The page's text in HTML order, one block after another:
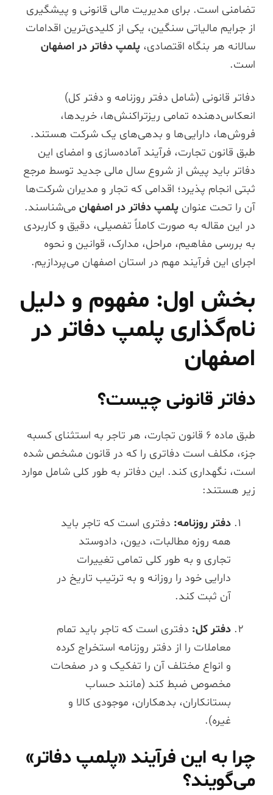
تضامنی است. برای مدیریت مالی قانونی و پیشگیری
از جرایم مالیاتی سنگین، یکی از کلیدی‌ترین اقدامات
سالانه هر بنگاه اقتصادی، پلمپ دفاتر در اصفهان
است.
دفاتر قانونی (شامل دفتر روزنامه و دفتر کل)
انعکاس‌دهنده تمامی ریزتراکنش‌ها، خریدها،
فروش‌ها، دارایی‌ها و بدهی‌های یک شرکت هستند.
طبق قانون تجارت، فرآیند آماده‌سازی و امضای این
دفاتر باید پیش از شروع سال مالی جدید توسط مرجع
ثبتی انجام پذیرد؛ اقدامی که تجار و مدیران شرکت‌ها
آن را تحت عنوان پلمپ دفاتر در اصفهانمی‌شناسند.
در این مقاله به صورت کاملاً تفصیلی، دقیق و کاربردی
به بررسی مفاهیم، مراحل، مدارک، قوانین و نحوه
اجرای این فرآیند مهم در استان اصفهان می‌پردازیم.
بخش اول: مفهوم و دلیل
نام‌گذاری پلمپ دفاتر در
اصفهان
دفاتر قانونی چیست؟
طبق ماده ۶ قانون تجارت، هر تاجر به استثنای کسبه
جزء، مکلف است دفاتری را که در قانون مشخص شده
است، نگهداری کند. این دفاتر به طور کلی شامل موارد
زیر هستند:
دفتر روزنامه: دفتری است که تاجر باید
همه روزه مطالبات، دیون، دادوستد
تجاری و به طور کلی تمامی تغییرات
دارایی خود را روزانه و به ترتیب تاریخ در
آن ثبت کند.
دفتر کل: دفتری است که تاجر باید تمام
معاملات را از دفتر روزنامه استخراج کرده
و انواع مختلف آن را تفکیک و در صفحات
مخصوص ضبط کند (مانند حساب
بستانکاران، بدهکاران، موجودی کالا و
غیره).
چرا به این فرآیند «پلمپ دفاتر»
می‌گویند؟